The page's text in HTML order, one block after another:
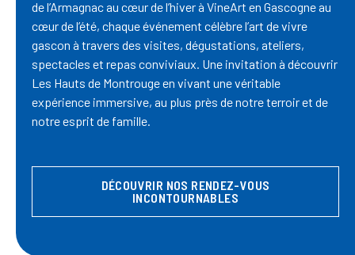
de l’Armagnac au cœur de l’hiver à VineArt en Gascogne au
cœur de l’été, chaque événement célèbre l’art de vivre
gascon à travers des visites, dégustations, ateliers,
spectacles et repas conviviaux. Une invitation à découvrir
Les Hauts de Montrouge en vivant une véritable
expérience immersive, au plus près de notre terroir et de
notre esprit de famille.
DÉCOUVRIR NOS RENDEZ-VOUS
INCONTOURNABLES